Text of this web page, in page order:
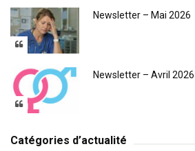
Newsletter – Mai 2026
Newsletter – Avril 2026
Catégories d’actualité